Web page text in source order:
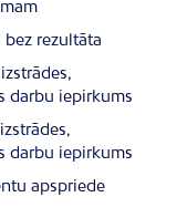
bez rezultāta
darbu iepirkums
darbu iepirkums
apspriede